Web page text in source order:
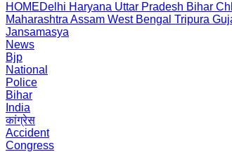
HOMEDelhi Haryana Uttar Pradesh Bihar
Maharashtra Assam West Bengal Tripura
Jansamasya
News
Bjp
National
Police
Bihar
India
कांग्रेस
Accident
Congress